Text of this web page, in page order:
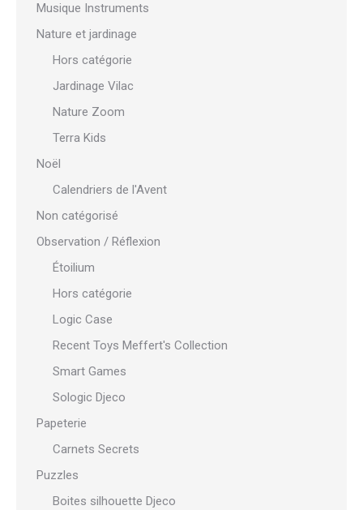
Musique Instruments
Nature et jardinage
Hors catégorie
Jardinage Vilac
Nature Zoom
Terra Kids
Noël
Calendriers de l'Avent
Non catégorisé
Observation / Réflexion
Étoilium
Hors catégorie
Logic Case
Recent Toys Meffert's Collection
Smart Games
Sologic Djeco
Papeterie
Carnets Secrets
Puzzles
Boites silhouette Djeco